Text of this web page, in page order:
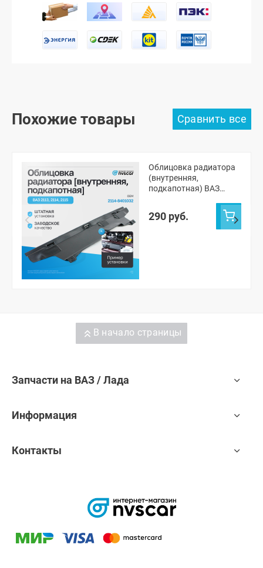
Похожие товары
Облицовка радиатора
(внутренняя,
подкапотная) ВАЗ
290 руб.
В начало страницы
Запчасти на ВАЗ / Лада
Информация
Контакты